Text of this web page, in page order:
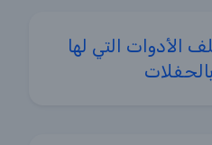
الأدوات التي لها